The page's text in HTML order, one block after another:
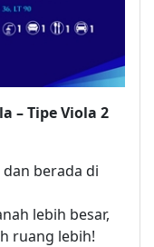
– Tipe Viola 2
berada di
lebih besar,
ruang lebih!